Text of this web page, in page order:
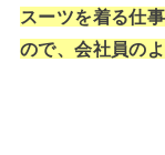
スーツを着る仕
ので、会社員のよ